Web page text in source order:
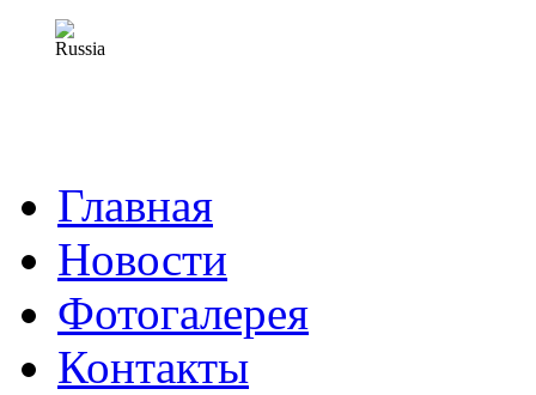
Главная
Новости
Фотогалерея
Контакты